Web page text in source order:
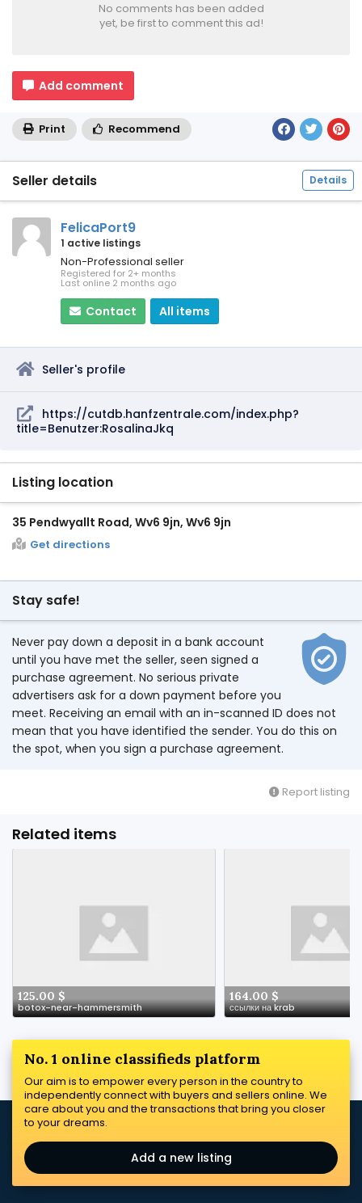
No comments has been added
yet, be first to comment this ad!
Add comment
Print Recommend
Seller details Details
FelicaPort9
1 active listings
Non-Professional seller
Registered for 2+ months
Last online 2 months ago
Contact All items
Seller's profile
https://cutdb.hanfzentrale.com/index.php?
title=Benutzer:RosalinaJkq
Listing location
35 Pendwyallt Road, Wv6 9jn, Wv6 9jn
Get directions
Stay safe!
Never pay down a deposit in a bank account
until you have met the seller, seen signed a
purchase agreement. No serious private
advertisers ask for a down payment before you
meet. Receiving an email with an in-scanned ID does not
mean that you have identified the sender. You do this on
the spot, when you sign a purchase agreement.
Report listing
Related items
125.00 $
botox-near-hammersmith
164.00 $
ссылки на krab
No. 1 online classifieds platform
Our aim is to empower every person in the country to
independently connect with buyers and sellers online. We
care about you and the transactions that bring you closer
to your dreams.
Add a new listing